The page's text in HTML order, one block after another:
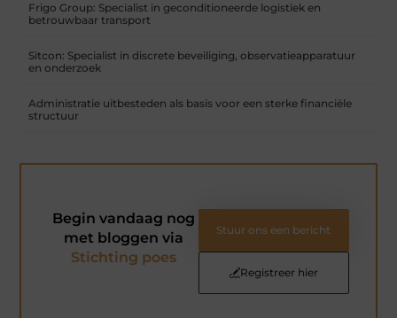
Frigo Group: Specialist in geconditioneerde logistiek en
betrouwbaar transport
Sitcon: Specialist in discrete beveiliging, observatieapparatuur
en onderzoek
Administratie uitbesteden als basis voor een sterke financiële
structuur
Begin vandaag nog
met bloggen via
Stichting poes
Stuur ons een bericht
Registreer hier